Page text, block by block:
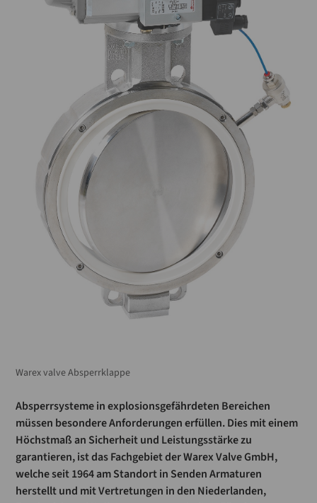
Warex valve Absperrklappe
Absperrsysteme in explosionsgefährdeten Bereichen
müssen besondere Anforderungen erfüllen. Dies mit einem
Höchstmaß an Sicherheit und Leistungsstärke zu
garantieren, ist das Fachgebiet der Warex Valve GmbH,
welche seit 1964 am Standort in Senden Armaturen
herstellt und mit Vertretungen in den Niederlanden,